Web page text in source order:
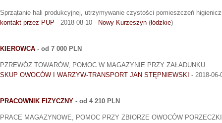
Sprzątanie hali produkcyjnej, utrzymywanie czystości pomieszczeń
kontakt przez PUP - 2018-08-10 - Nowy Kurzeszyn (łódzkie)
KIEROWCA - od 7 000 PLN
PZREWÓZ TOWARÓW, POMOC W MAGAZYNIE PRZY ZAŁADUNKU
SKUP OWOCÓW I WARZYW-TRANSPORT JAN STĘPNIEWSKI - 2018-
PRACOWNIK FIZYCZNY - od 4 210 PLN
PRACE MAGAZYNOWE, POMOC PRZY ZBIORZE OWOCÓW PORZECZKI